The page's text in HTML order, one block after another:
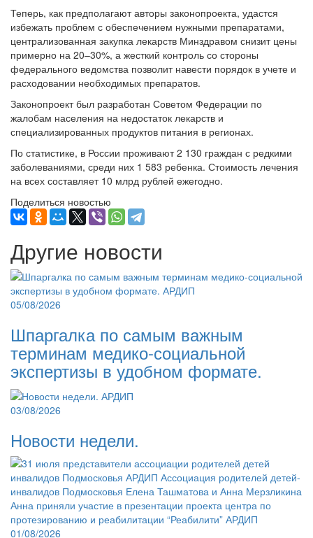
Теперь, как предполагают авторы законопроекта, удастся
избежать проблем с обеспечением нужными препаратами,
централизованная закупка лекарств Минздравом снизит цены
примерно на 20–30%, а жесткий контроль со стороны
федерального ведомства позволит навести порядок в учете и
расходовании необходимых препаратов.
Законопроект был разработан Советом Федерации по
жалобам населения на недостаток лекарств и
специализированных продуктов питания в регионах.
По статистике, в России проживают 2 130 граждан с редкими
заболеваниями, среди них 1 583 ребенка. Стоимость лечения
на всех составляет 10 млрд рублей ежегодно.
Поделиться новостью
Другие новости
05/08/2026
Шпаргалка по самым важным
терминам медико-социальной
экспертизы в удобном формате.
03/08/2026
Новости недели.
01/08/2026